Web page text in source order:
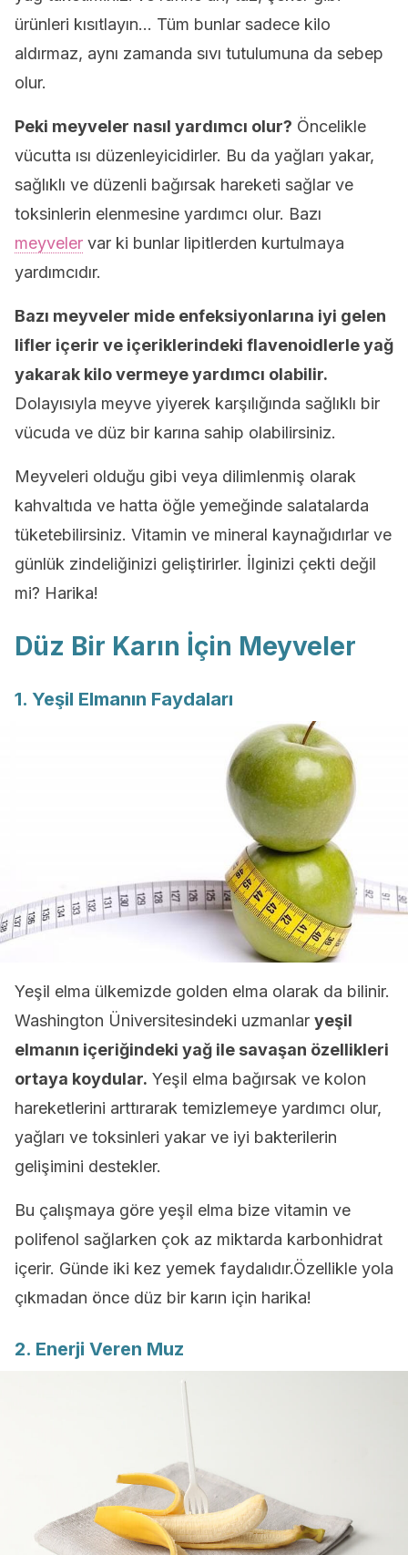
ürünleri kısıtlayın… Tüm bunlar sadece kilo
aldırmaz, aynı zamanda sıvı tutulumuna da sebep
olur.
Peki meyveler nasıl yardımcı olur? Öncelikle
vücutta ısı düzenleyicidirler. Bu da yağları yakar,
sağlıklı ve düzenli bağırsak hareketi sağlar ve
toksinlerin elenmesine yardımcı olur. Bazı
meyveler var ki bunlar lipitlerden kurtulmaya
yardımcıdır.
Bazı meyveler mide enfeksiyonlarına iyi gelen
lifler içerir ve içeriklerindeki flavenoidlerle yağ
yakarak kilo vermeye yardımcı olabilir.
Dolayısıyla meyve yiyerek karşılığında sağlıklı bir
vücuda ve düz bir karına sahip olabilirsiniz.
Meyveleri olduğu gibi veya dilimlenmiş olarak
kahvaltıda ve hatta öğle yemeğinde salatalarda
tüketebilirsiniz. Vitamin ve mineral kaynağıdırlar ve
günlük zindeliğinizi geliştirirler. İlginizi çekti değil
mi? Harika!
Düz Bir Karın İçin Meyveler
1. Yeşil Elmanın Faydaları
Yeşil elma ülkemizde golden elma olarak da bilinir.
Washington Üniversitesindeki uzmanlar yeşil
elmanın içeriğindeki yağ ile savaşan özellikleri
ortaya koydular. Yeşil elma bağırsak ve kolon
hareketlerini arttırarak temizlemeye yardımcı olur,
yağları ve toksinleri yakar ve iyi bakterilerin
gelişimini destekler.
Bu çalışmaya göre yeşil elma bize vitamin ve
polifenol sağlarken çok az miktarda karbonhidrat
içerir. Günde iki kez yemek faydalıdır.Özellikle yola
çıkmadan önce düz bir karın için harika!
2. Enerji Veren Muz